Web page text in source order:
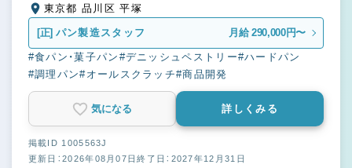
東京都 品川区 平塚
[正] パン製造スタッフ 月給 290,000円〜
#食パン・菓子パン #デニッシュペストリー#ハードパン
#調理パン#オールスクラッチ#商品開発
気になる 詳しくみる
掲載ID 1005563J
更新日：2026年08月07日終了日：2027年12月31日